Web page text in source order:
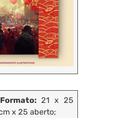
21 x 25
x 25 aberto;